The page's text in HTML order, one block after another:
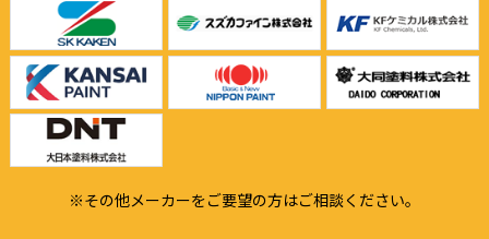
※その他メーカーをご要望の方はご相談ください。